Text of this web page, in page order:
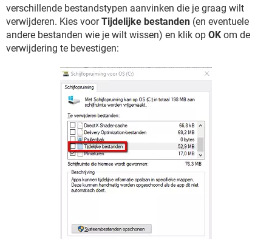
verschillende bestandstypen aanvinken die je graag wilt
verwijderen. Kies voorTijdelijke bestanden (en eventuele
andere bestanden wie je wilt wissen) en klik op OK om de
verwijdering te bevestigen: